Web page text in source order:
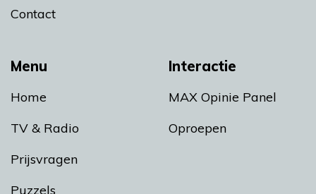
Menu
Home
TV & Radio
Prijsvragen
Puzzels
Interactie
MAX Opinie Panel
Oproepen
Contact